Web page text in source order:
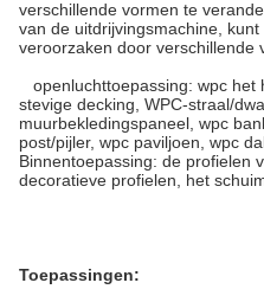
verschillende vormen te
van de uitdrijvingsmachine,
veroorzaken door verschillende
openluchttoepassing: wpc het
stevige decking, WPC-straal/
muurbekledingspaneel, wpc
post/pijler, wpc paviljoen, wpc
Binnentoepassing: de profielen
decoratieve profielen, het
Toepassingen: